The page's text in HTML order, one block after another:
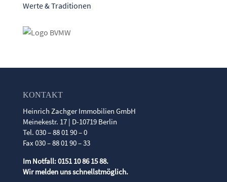
Werte & Traditionen
KONTAKT
Heinrich Zachger Immobilien GmbH
Meinekestr. 17 | D-10719 Berlin
Tel. 030 – 88 01 90 – 0
Fax 030 – 88 01 90 – 33
Im Notfall: 0151 10 86 15 88.
Wir melden uns schnellstmöglich.